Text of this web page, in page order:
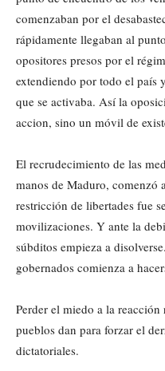
comenzaban por el
rápidamente llegaban al
opositores presos por el
extendiendo por todo el país
que se activaba. Así la
accion, sino un móvil de
El recrudecimiento de las
manos de Maduro, comenzó
restricción de libertades fue
movilizaciones. Y ante la
súbditos empieza a
gobernados comienza a
Perder el miedo a la
pueblos dan para forzar el
dictatoriales.